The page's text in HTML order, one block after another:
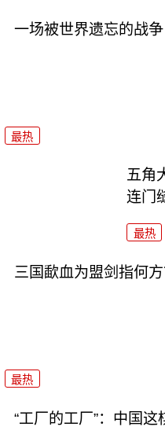
一场被世界遗忘的战
最热
五角
连门
最热
三国歃血为盟剑指何
最热
“工厂的工厂”：中国